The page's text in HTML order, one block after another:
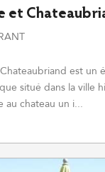
et
est un
situé dans la ville
au chateau un i...